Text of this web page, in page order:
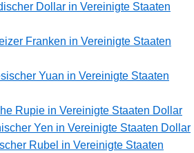
Dollar in Vereinigte Staaten
Franken in Vereinigte Staaten
Yuan in Vereinigte Staaten
Rupie in Vereinigte Staaten Dollar
Yen in Vereinigte Staaten Dollar
Rubel in Vereinigte Staaten